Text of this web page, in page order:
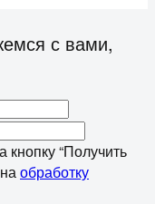
с вами,
“Получить
обработку